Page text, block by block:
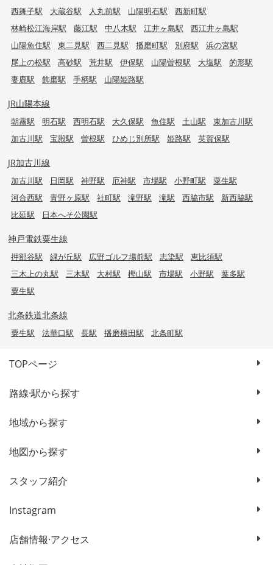
西舞子駅 大蔵谷駅 人丸前駅 山陽明石駅
西新町駅
林崎松江海岸駅
藤江駅 中八木駅 江井ヶ島駅
西江井ヶ島駅
山陽魚住駅
東二見駅 西二見駅 播磨町駅 別府駅
浜の宮駅
尾上の松駅
高砂駅 荒井駅 伊保駅 山陽曽根駅 大塩駅
的形駅
妻鹿駅
飾磨駅 手柄駅 山陽姫路駅
JR山陽本線
朝霧駅 明石駅 西明石駅 大久保駅 魚住駅 土山駅
東加古川駅
加古川駅
宝殿駅 曽根駅 ひめじ別所駅 姫路駅 英賀保駅
JR加古川線
加古川駅 日岡駅 神野駅 厄神駅 市場駅 小野町駅
粟生駅
河合西駅
青野ヶ原駅 社町駅 滝野駅 滝駅 西脇市駅
新西脇駅
比延駅
日本へそ公園駅
神戸電鉄粟生線
押部谷駅 緑が丘駅 広野ゴルフ場前駅 志染駅
恵比須駅
三木上の丸駅
三木駅 大村駅 樫山駅 市場駅 小野駅
葉多駅
粟生駅
北条鉄道北条線
粟生駅 法華口駅 長駅 播磨横田駅 北条町駅
TOPページ
路線·駅から探す
地域から探す
地図から探す
スタッフ紹介
Instagram
店舗情報·アクセス